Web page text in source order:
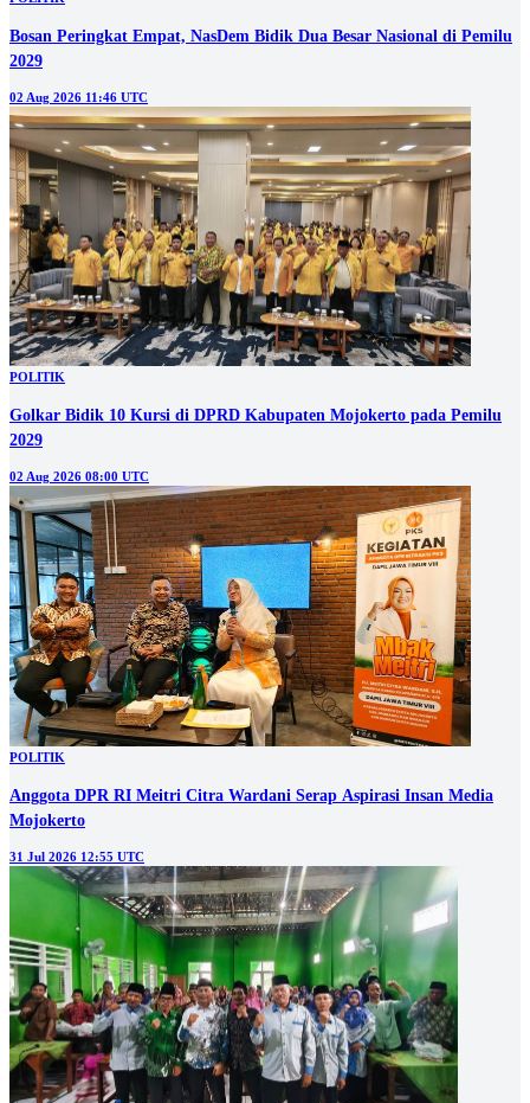
Bosan Peringkat Empat, NasDem Bidik Dua Besar Nasional di Pemilu
2029
02 Aug 2026 11:46 UTC
POLITIK
Golkar Bidik 10 Kursi di DPRD Kabupaten Mojokerto pada Pemilu
2029
02 Aug 2026 08:00 UTC
POLITIK
Anggota DPR RI Meitri Citra Wardani Serap Aspirasi Insan Media
Mojokerto
31 Jul 2026 12:55 UTC